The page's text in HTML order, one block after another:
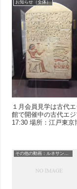
お知らせ（全体）
１月会員見学は古代
館で開催中の古代エジプト展です。 概
17:30 場所：江戸東京博物館 チケット売り場前 集合 定員：3名
その他の動画：ルネサンスとタロット